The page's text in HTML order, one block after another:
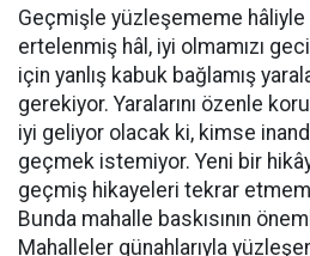
Geçmişle yüzleşememe hâliyle
ertelenmiş hâl, iyi olmamızı
için yanlış kabuk bağlamış
gerekiyor. Yaralarını özenle
iyi geliyor olacak ki, kimse
geçmek istemiyor. Yeni bir
geçmiş hikayeleri tekrar
Bunda mahalle baskısının
Mahalleler günahlarıyla